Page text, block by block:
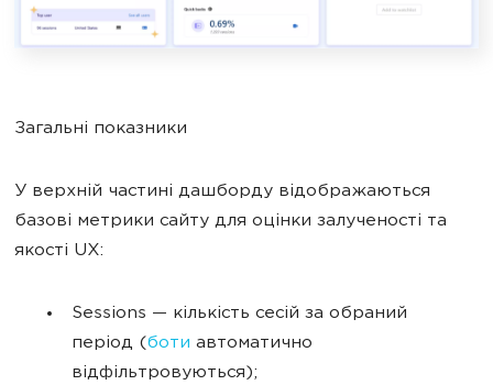
Загальні показники
У верхній частині дашборду відображаються
базові метрики сайту для оцінки залученості та
якості UX:
Sessions — кількість сесій за обраний
період (боти автоматично
відфільтровуються);